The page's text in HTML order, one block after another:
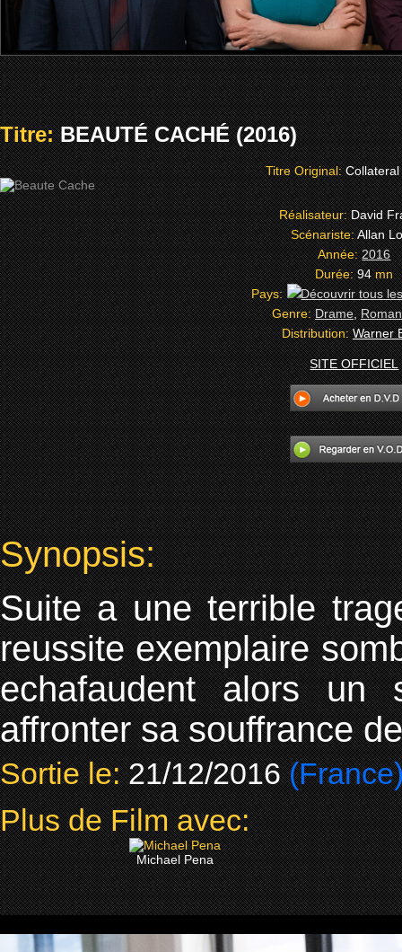
Titre:BEAUTÉ CACHÉ (2016)
Titre Original:
Réalisateur:David
Scénariste:Allan
Année:2016
Durée:94mn
Pays:
Genre:Drame,
Distribution:Warner
SITE OFFICIEL
Synopsis:
Suite a une terrible
reussite exemplaire
echafaudent alors un
affronter sa souffrance
Sortie le: 21/12/2016
Plus de Film avec:
Michael Pena